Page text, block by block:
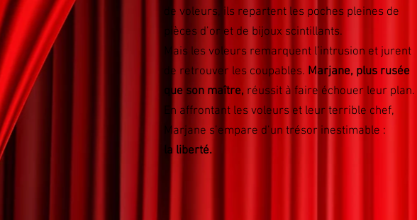
de voleurs, ils repartent les poches pleines de
pièces d’or et de bijoux scintillants.
Mais les voleurs remarquent l’intrusion et jurent
de retrouver les coupables. Marjane, plus rusée
que son maître, réussit à faire échouer leur plan.
En affrontant les voleurs et leur terrible chef,
Marjane s’empare d’un trésor inestimable :
la liberté.